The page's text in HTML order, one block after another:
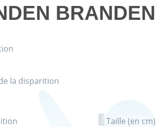
BRANDEN
la disparition
Taille (en cm)